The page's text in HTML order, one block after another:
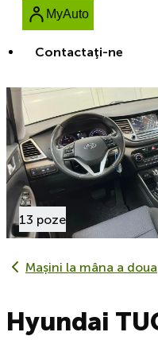
Contactaţi-ne
MyAuto
13 poze
Mașini la mâna a doua
Hyundai